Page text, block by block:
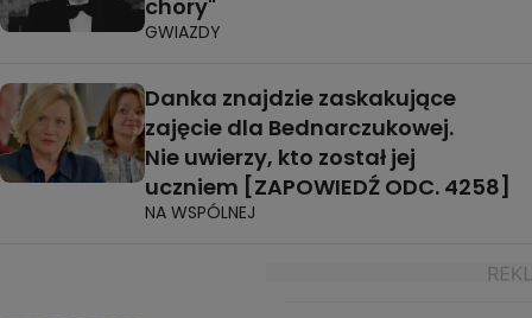
chory"
GWIAZDY
Danka znajdzie zaskakujące
zajęcie dla Bednarczukowej.
Nie uwierzy, kto został jej
uczniem [ZAPOWIEDŹ ODC. 4258]
NA WSPÓLNEJ